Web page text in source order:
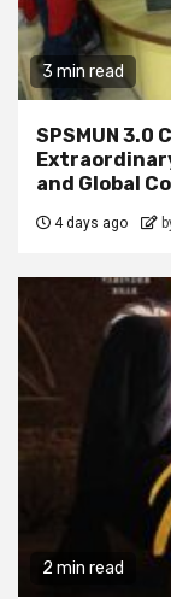
3 min read
SPSMUN 3.0
and Global
4 days ago
2 min read